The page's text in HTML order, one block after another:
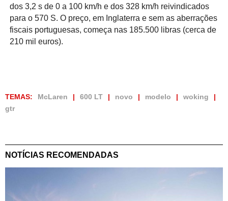
dos 3,2 s de 0 a 100 km/h e dos 328 km/h reivindicados
para o 570 S. O preço, em Inglaterra e sem as aberrações
fiscais portuguesas, começa nas 185.500 libras (cerca de
210 mil euros).
TEMAS: McLaren 600 LT novo modelo
woking
gtr
NOTÍCIAS RECOMENDADAS